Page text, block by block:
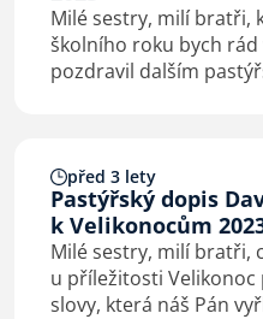
Milé sestry, milí bratři, konec prvního měsíce
školního roku bych rád
pozdravil dalším
před 3 lety
Pastýřský dopis
k Velikonocům
Milé sestry, milí bratři, chtěl bych vás
u příležitosti
slovy, která náš Pán